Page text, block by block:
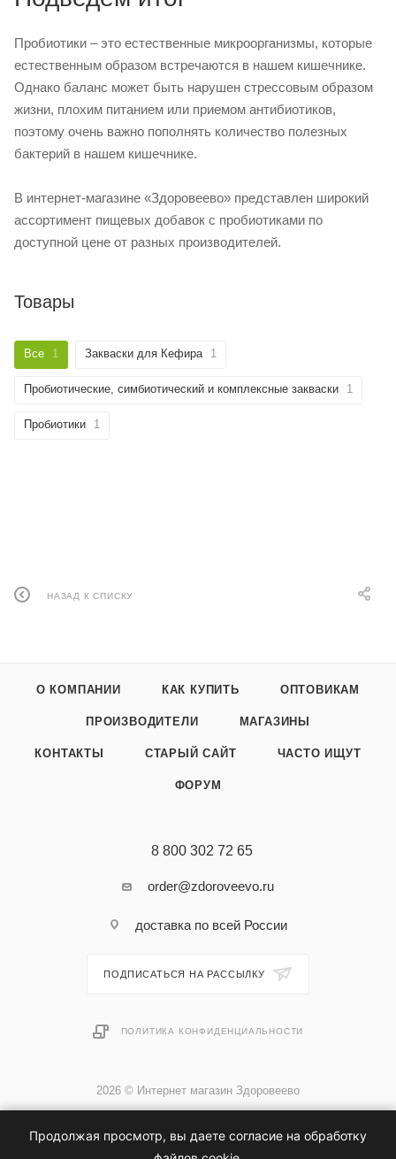
Пробиотики – это естественные микроорганизмы, которые
естественным образом встречаются в нашем кишечнике.
Однако баланс может быть нарушен стрессовым образом
жизни, плохим питанием или приемом антибиотиков,
поэтому очень важно пополнять количество полезных
бактерий в нашем кишечнике.
В интернет-магазине «Здоровеево» представлен широкий
ассортимент пищевых добавок с пробиотиками по
доступной цене от разных производителей.
Товары
Все 1 Закваски для Кефира 1
Пробиотические, симбиотический и комплексные закваски 1
Пробиотики 1
НАЗАД К СПИСКУ
О КОМПАНИИ КАК КУПИТЬ ОПТОВИКАМ
ПРОИЗВОДИТЕЛИ МАГАЗИНЫ
КОНТАКТЫ СТАРЫЙ САЙТ ЧАСТО ИЩУТ
ФОРУМ
8 800 302 72 65
order@zdoroveevo.ru
доставка по всей России
ПОДПИСАТЬСЯ НА РАССЫЛКУ
ПОЛИТИКА КОНФИДЕНЦИАЛЬНОСТИ
2026 © Интернет магазин Здоровеево
Продолжая просмотр, вы даете согласие на обработку